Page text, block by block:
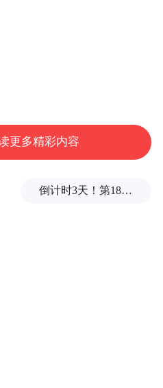
更多精彩内容
倒计时3天！第18届影响世界华人盛典即将启幕